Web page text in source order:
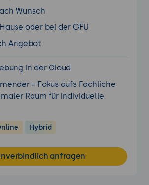
Wunsch
oder bei der GFU
Angebot
in der Cloud
= Fokus aufs Fachliche
Raum für individuelle
Hybrid
anfragen